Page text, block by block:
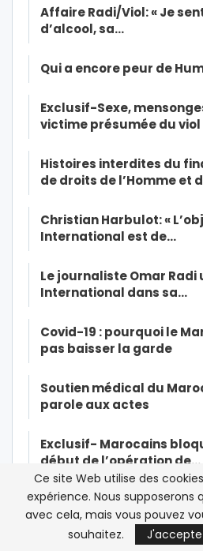
Affaire Radi/Viol: « Je
d’alcool, sa…
Qui a encore peur de
Exclusif-Sexe,
victime présumée du
Histoires interdites du
de droits de l’Homme et
Christian Harbulot: «
International est de…
Le journaliste Omar
International dans sa…
Covid-19 : pourquoi le
pas baisser la garde
Soutien médical du
parole aux actes
Exclusif- Marocains
début de l’opération de…
Exclusif-Ramid dans la
source à la CNSS
Ce site Web utilise des
expérience. Nous supposerons
avec cela, mais vous pouvez
souhaitez.
J'accepte